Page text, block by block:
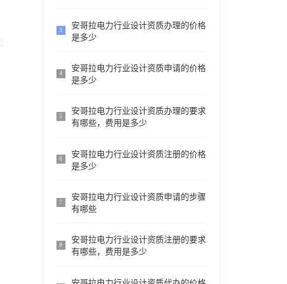
3
安哥拉电力行业设计资质办理的价格
是多少
4
安哥拉电力行业设计资质申请的价格
是多少
5
安哥拉电力行业设计资质办理的要求
有哪些，费用是多少
6
安哥拉电力行业设计资质注册的价格
是多少
7
安哥拉电力行业设计资质申请的步骤
有哪些
8
安哥拉电力行业设计资质注册的要求
有哪些，费用是多少